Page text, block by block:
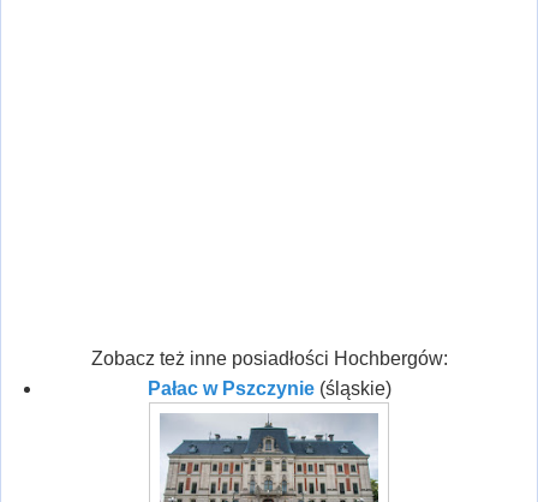
Zobacz też inne posiadłości Hochbergów:
Pałac w Pszczynie (śląskie)